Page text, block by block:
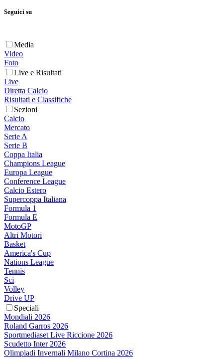
Seguici su
Media
Video
Foto
Live e Risultati
Live
Diretta Calcio
Risultati e Classifiche
Sezioni
Calcio
Mercato
Serie A
Serie B
Coppa Italia
Champions League
Europa League
Conference League
Calcio Estero
Supercoppa Italiana
Formula 1
Formula E
MotoGP
Altri Motori
Basket
America's Cup
Nations League
Tennis
Sci
Volley
Drive UP
Speciali
Mondiali 2026
Roland Garros 2026
Sportmediaset Live Riccione 2026
Scudetto Inter 2026
Olimpiadi Invernali Milano Cortina 2026